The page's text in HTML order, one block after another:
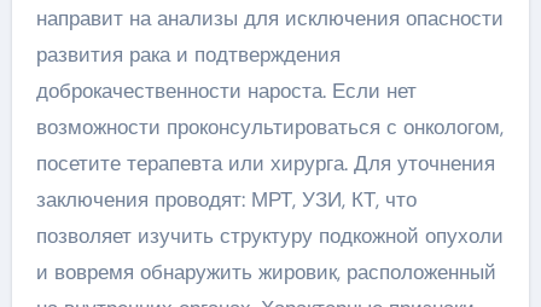
направит на анализы для исключения опасности
развития рака и подтверждения
доброкачественности нароста. Если нет
возможности проконсультироваться с онкологом,
посетите терапевта или хирурга. Для уточнения
заключения проводят: МРТ, УЗИ, КТ, что
позволяет изучить структуру подкожной опухоли
и вовремя обнаружить жировик, расположенный